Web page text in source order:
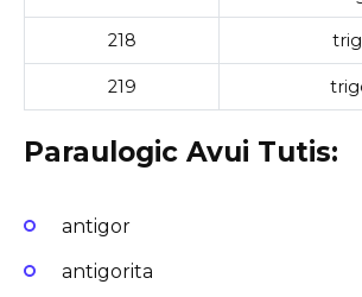
218
219
Paraulogic Avui Tutis:
antigor
antigorita